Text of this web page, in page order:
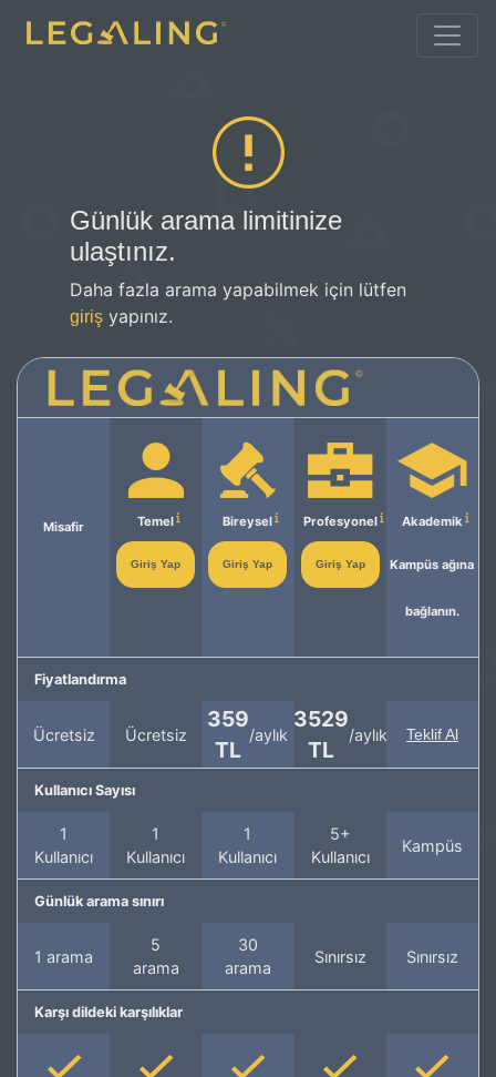
Günlük arama limitinize
ulaştınız.
Daha fazla arama yapabilmek için lütfen
giriş yapınız.
Misafir Temel
Giriş Yap
Bireysel
Giriş Yap
Profesyonel
Giriş Yap
Akademik
Kampüs ağına
bağlanın.
Fiyatlandırma
Ücretsiz Ücretsiz
359
TL
/aylık
3529
TL
/aylık Teklif Al
Kullanıcı Sayısı
1
Kullanıcı
1
Kullanıcı
1
Kullanıcı
5+
Kullanıcı
Kampüs
Günlük arama sınırı
1 arama
5
arama
30
arama
Sınırsız Sınırsız
Karşı dildeki karşılıklar